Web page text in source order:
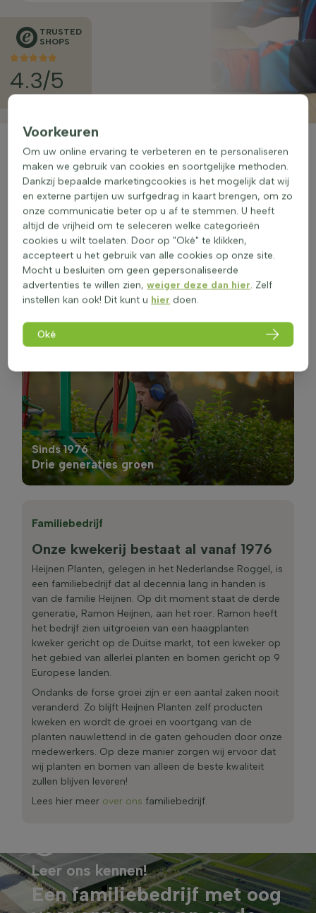
TRUSTED
SHOPS
4.3/5
Familiebedrijf
Kwaliteit
Levering
Sinds 1976
Drie generaties groen
Familiebedrijf
Onze kwekerij bestaat al vanaf 1976
Heijnen Planten, gelegen in het Nederlandse Roggel, is
een familiebedrijf dat al decennia lang in handen is
van de familie Heijnen. Op dit moment staat de derde
generatie, Ramon Heijnen, aan het roer. Ramon heeft
het bedrijf zien uitgroeien van een haagplanten
kweker gericht op de Duitse markt, tot een kweker op
het gebied van allerlei planten en bomen gericht op 9
Europese landen.
Ondanks de forse groei zijn er een aantal zaken nooit
veranderd. Zo blijft Heijnen Planten zelf producten
kweken en wordt de groei en voortgang van de
planten nauwlettend in de gaten gehouden door onze
medewerkers. Op deze manier zorgen wij ervoor dat
wij planten en bomen van alleen de beste kwaliteit
zullen blijven leveren!
Lees hier meer over ons familiebedrijf.
Leer ons kennen!
Een familiebedrijf met oog
Voorkeuren
Om uw online ervaring te verbeteren en te personaliseren
maken we gebruik van cookies en soortgelijke methoden.
Dankzij bepaalde marketingcookies is het mogelijk dat wij
en externe partijen uw surfgedrag in kaart brengen, om zo
onze communicatie beter op u af te stemmen. U heeft
altijd de vrijheid om te seleceren welke categorieën
cookies u wilt toelaten. Door op "Oké" te klikken,
accepteert u het gebruik van alle cookies op onze site.
Mocht u besluiten om geen gepersonaliseerde
advertenties te willen zien,weiger deze dan hier. Zelf
instellen kan ook! Dit kunt u hier doen.
Oké